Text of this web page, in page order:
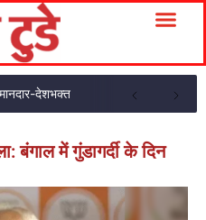
देशभक्त
बंगाल में गुंडागर्दी के दिन